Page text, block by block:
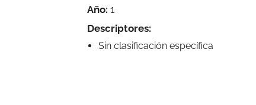
Año: 1
Descriptores:
Sin clasificación específica